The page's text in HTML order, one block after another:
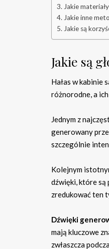
Jakie
Jakie inne
Jakie są
Jakie są
Hałas w kabinie
różnorodne, a
Jednym z
generowany
szczególnie
Kolejnym
dźwięki, które są
zredukować ten
Dźwięki
mają kluczowe
zwłaszcza